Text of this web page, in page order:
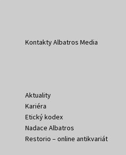
Kontakty Albatros Media
Aktuality
Kariéra
Etický kodex
Nadace Albatros
Restorio – online antikvariát